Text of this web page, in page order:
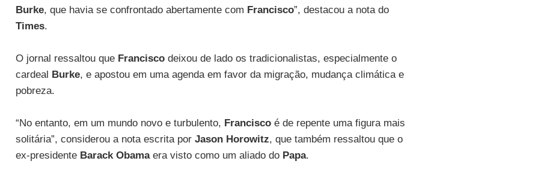
Burke, que havia se confrontado abertamente com Francisco”, destacou a nota do
Times.
O jornal ressaltou que Franciscodeixou de lado os tradicionalistas, especialmente o
cardeal Burke, e apostou em uma agenda em favor da migração, mudança climática e
pobreza.
“No entanto, em um mundo novo e turbulento, Franciscoé de repente uma figura mais
solitária”, considerou a nota escrita por Jason Horowitz, que também ressaltou que o
ex-presidente Barack Obamaera visto como um aliado do Papa.